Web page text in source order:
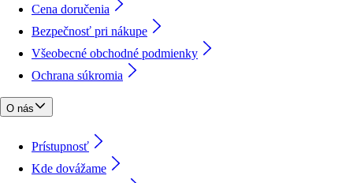
Cena doručenia
Bezpečnosť pri nákupe
Všeobecné obchodné podmienky
Ochrana súkromia
O nás
Prístupnosť
Kde dovážame